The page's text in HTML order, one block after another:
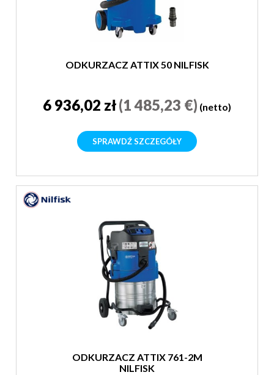
ODKURZACZ ATTIX 50 NILFISK
6 936,02 zł(1 485,23 €) (netto)
SPRAWDŹ SZCZEGÓŁY
ODKURZACZ ATTIX 761-2M
NILFISK